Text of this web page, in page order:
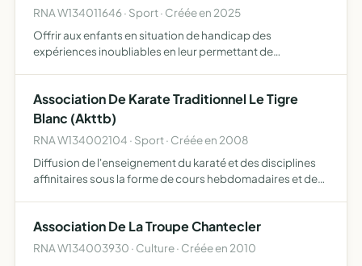
RNA W134011646 · Sport · Créée en 2025
Offrir aux enfants en situation de handicap des
expériences inoubliables en leur permettant de
france,…
Association De Karate Traditionnel Le Tigre
Blanc (Akttb)
RNA W134002104 · Sport · Créée en 2008
Diffusion de l'enseignement du karaté et des disciplines
affinitaires sous la forme de cours hebdomadaires et de
Association De La Troupe Chantecler
RNA W134003930 · Culture · Créée en 2010